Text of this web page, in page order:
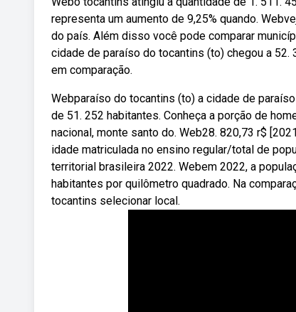
representa um aumento de 9,25% quando.
do país. Além disso você pode comparar
cidade de paraíso do tocantins (to) chegou a
em comparação.
Webparaíso do tocantins (to) a cidade de
de 51. 252 habitantes. Conheça a porção de
nacional, monte santo do. Web28. 820,73 r$
idade matriculada no ensino regular/total de
territorial brasileira 2022. Webem 2022, a
habitantes por quilômetro quadrado. Na
tocantins selecionar local.